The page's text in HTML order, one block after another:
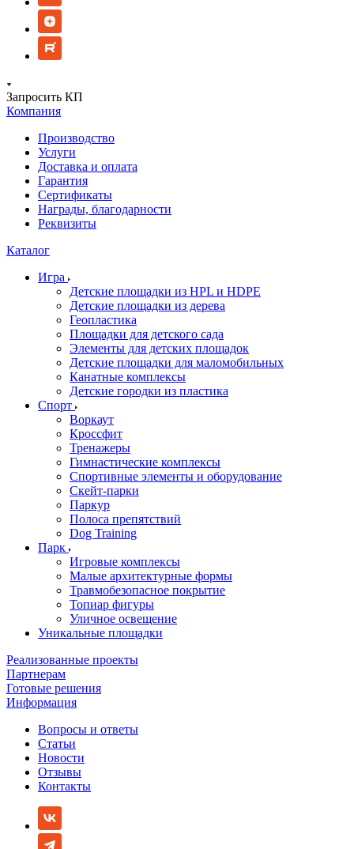
Запросить КП
Компания
Производство
Услуги
Доставка и оплата
Гарантия
Сертификаты
Награды, благодарности
Реквизиты
Каталог
Игра
Детские площадки из HPL и HDPE
Детские площадки из дерева
Геопластика
Площадки для детского сада
Элементы для детских площадок
Детские площадки для маломобильных
Канатные комплексы
Детские городки из пластика
Спорт
Воркаут
Кроссфит
Тренажеры
Гимнастические комплексы
Спортивные элементы и оборудование
Скейт-парки
Паркур
Полоса препятствий
Dog Training
Парк
Игровые комплексы
Малые архитектурные формы
Травмобезопасное покрытие
Топиар фигуры
Уличное освещение
Уникальные площадки
Реализованные проекты
Партнерам
Готовые решения
Информация
Вопросы и ответы
Статьи
Новости
Отзывы
Контакты